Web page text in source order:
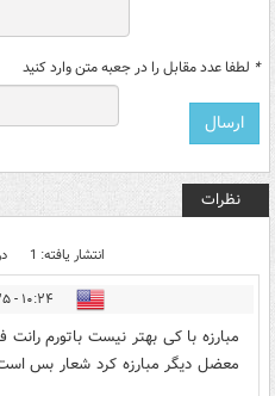
* لطفا عدد مقابل را در جعبه متن وارد کنید
نظرات
انتشار یافته: 1
۱۰:۲۴ - ۱۴۰۵/۰۳/۲۵
مبارزه با کی بهتر نیست باتورم
معضل دیگر مبارزه کرد شعار بس است